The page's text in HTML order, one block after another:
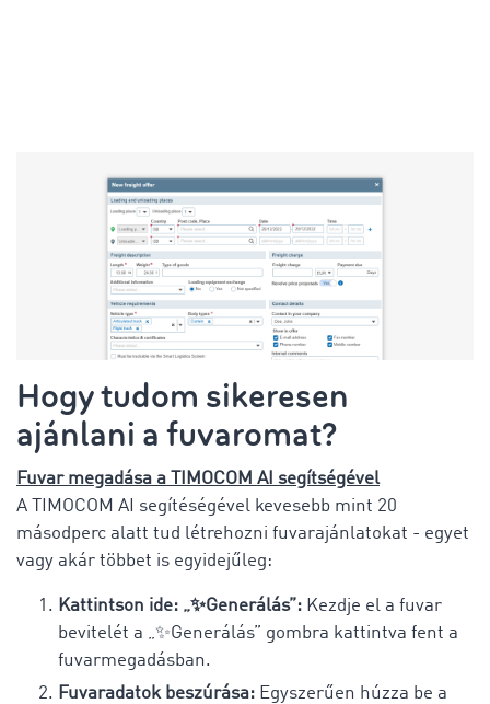
Hogy tudom sikeresen
ajánlani a fuvaromat?
Fuvar megadása a TIMOCOM AI segítségével
A TIMOCOM AI segítéségével kevesebb mint 20
másodperc alatt tud létrehozni fuvarajánlatokat - egyet
vagy akár többet is egyidejűleg:
Kattintson ide: „✨Generálás”: Kezdje el a fuvar
bevitelét a „✨Generálás” gombra kattintva fent a
fuvarmegadásban.
Fuvaradatok beszúrása: Egyszerűen húzza be a